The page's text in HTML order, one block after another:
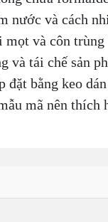
nước và cách
mọt và côn
và tái chế sản
đặt bằng keo
mã nên